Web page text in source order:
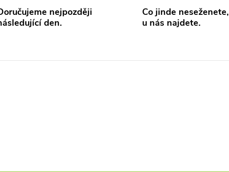
nejpozději
den.
Co jinde neseženete,
u nás najdete.